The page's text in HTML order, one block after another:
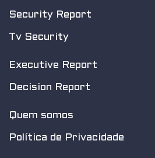
Security Report
Tv Security
Executive Report
Decision Report
Quem somos
Política de Privacidade